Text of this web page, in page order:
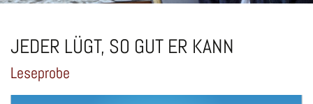
JEDER LÜGT, SO GUT ER KANN
Leseprobe